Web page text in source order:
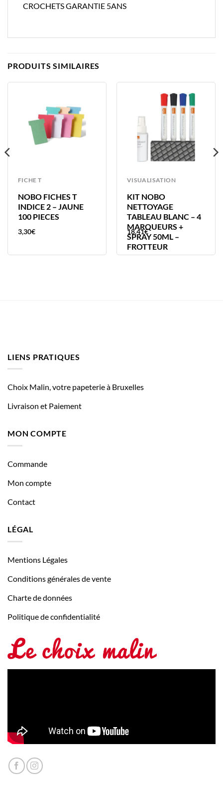
CROCHETS GARANTIE 5ANS
PRODUITS SIMILAIRES
FICHE T
NOBO FICHES T
INDICE 2 – JAUNE
100 PIECES
3,30€
VISUALISATION
KIT NOBO
NETTOYAGE
TABLEAU BLANC – 4
MARQUEURS +
SPRAY 50ML –
FROTTEUR
18,41€
LIENS PRATIQUES
Choix Malin, votre papeterie à Bruxelles
Livraison et Paiement
MON COMPTE
Commande
Mon compte
Contact
LÉGAL
Mentions Légales
Conditions générales de vente
Charte de données
Politique de confidentialité